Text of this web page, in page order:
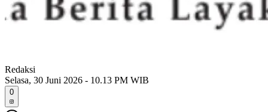
Redaksi
Selasa, 30 Juni 2026 - 10.13 PM WIB
0